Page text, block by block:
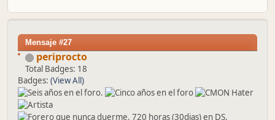
Mensaje #27
periprocto
Total Badges: 18
Badges: (View All)